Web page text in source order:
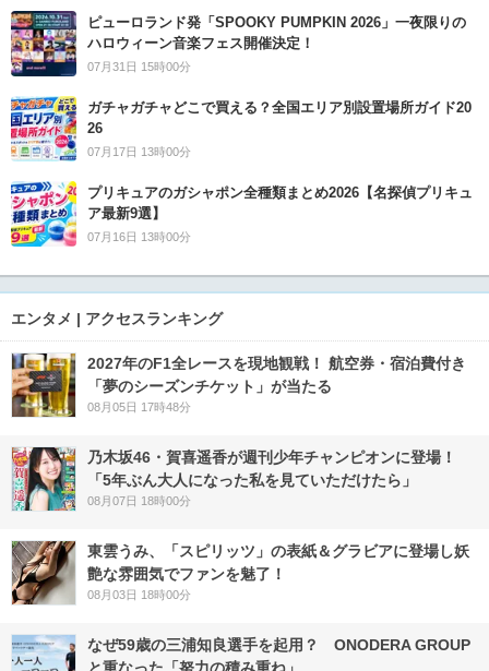
ピューロランド発「SPOOKY PUMPKIN 2026」一夜限りの
ハロウィーン音楽フェス開催決定！
07月31日 15時00分
ガチャガチャどこで買える？全国エリア別設置場所ガイド20
26
07月17日 13時00分
プリキュアのガシャポン全種類まとめ2026【名探偵プリキュ
ア最新9選】
07月16日 13時00分
エンタメ | アクセスランキング
2027年のF1全レースを現地観戦！ 航空券・宿泊費付き
「夢のシーズンチケット」が当たる
08月05日 17時48分
乃木坂46・賀喜遥香が週刊少年チャンピオンに登場！
「5年ぶん大人になった私を見ていただけたら」
08月07日 18時00分
東雲うみ、「スピリッツ」の表紙＆グラビアに登場し妖
艶な雰囲気でファンを魅了！
08月03日 18時00分
なぜ59歳の三浦知良選手を起用？ ONODERA GROUP